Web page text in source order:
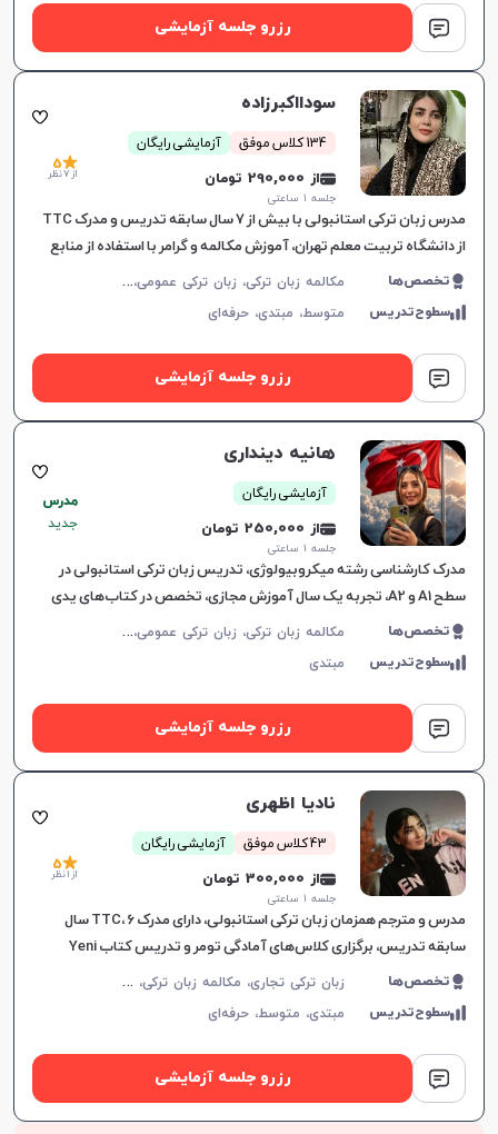
رزرو جلسه آزمایشی
سودااکبرزاده
134 کلاس موفق آزمایشی رایگان
از 290,000 تومان
جلسه ۱ ساعتی
5
از 7 نظر
مدرس زبان ترکی استانبولی با بیش از ۷ سال سابقه تدریس و مدرک TTC
از دانشگاه تربیت معلم تهران، آموزش مکالمه و گرامر با استفاده از منابع
معتبر.تخصص‌ها م
کالمه زبان ترکی، زبان ترکی عمومی، زبان ترکی کودکان
سطوح‌تدریس متوسط، مبتدی،حرفه‌ای
رزرو جلسه آزمایشی
هانیه دینداری
آزمایشی رایگان
از 250,000 تومان
جلسه ۱ ساعتی
مدرس
جدید
مدرک کارشناسی رشته میکروبیولوژی، تدریس زبان ترکی استانبولی در
سطح A1 و A2، تجربه یک سال آموزش مجازی، تخصص در کتاب‌های یدی
ایکلیم و هیتیت، برگزاری کلاس‌های آنلاین و تلفظ.
تخصص‌ها م
کالمه زبان ترکی، زبان ترکی عمومی، زبان ترکی کودکان
سطوح‌تدریس مبتدی
رزرو جلسه آزمایشی
نادیا اظهری
43 کلاس موفق آزمایشی رایگان
از 300,000 تومان
جلسه ۱ ساعتی
5
از 1 نظر
مدرس و مترجم همزمان زبان ترکی استانبولی، دارای مدرک TTC، 6 سال
سابقه تدریس، برگزاری کلاس‌های آمادگی تومر و تدریس کتاب Yeni
İstanbul، تقویت مهارت‌های مکالمه، خواندن و نوشتن
تخصص‌ها ز
بان ترکی تجاری، مکالمه زبان ترکی، زبان ترکی عمومی
سطوح‌تدریس مبتدی، متوسط،حرفه‌ای
رزرو جلسه آزمایشی